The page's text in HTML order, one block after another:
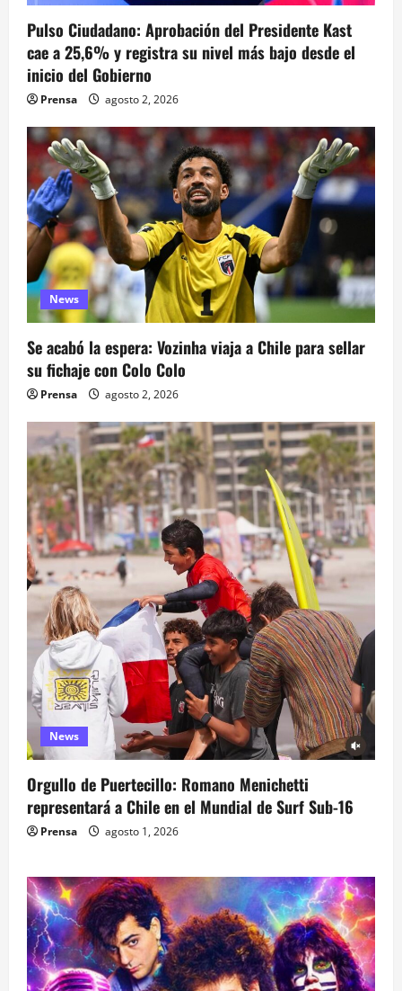
e
n
t
r
a
d
a
s
Pulso Ciudadano: Aprobación del Presidente Kast
cae a 25,6% y registra su nivel más bajo desde el
inicio del Gobierno
Prensa agosto 2, 2026
News
Se acabó la espera: Vozinha viaja a Chile para sellar
su fichaje con Colo Colo
Prensa agosto 2, 2026
News
Orgullo de Puertecillo: Romano Menichetti
representará a Chile en el Mundial de Surf Sub-16
Prensa agosto 1, 2026